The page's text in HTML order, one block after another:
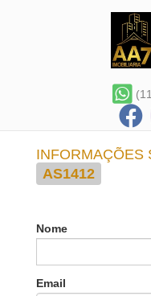
INFORMAÇÕES
AS1412
Nome
Email